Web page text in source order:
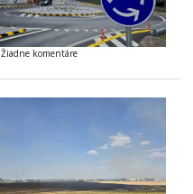
Žiadne komentáre